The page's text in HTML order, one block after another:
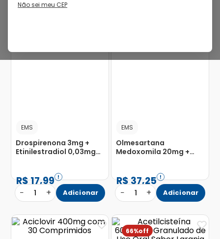
Não sei meu CEP
23%
EMS
Drospirenona 3mg +
Etinilestradiol 0,03mg
R$17,99
− 1 + Adicionar
EMS
Olmesartana
Medoxomila 20mg +
Comprimidos
Revestidos
R$37,25
− 1 + Adicionar
66%